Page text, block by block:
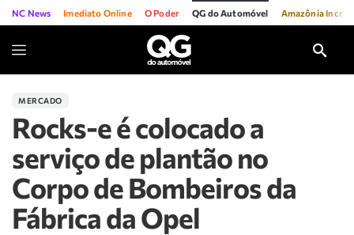
NC News Imediato Online O Poder QG do Automóvel Amazônia
MERCADO
Rocks-e é colocado a
serviço de plantão no
Corpo de Bombeiros da
Fábrica da Opel